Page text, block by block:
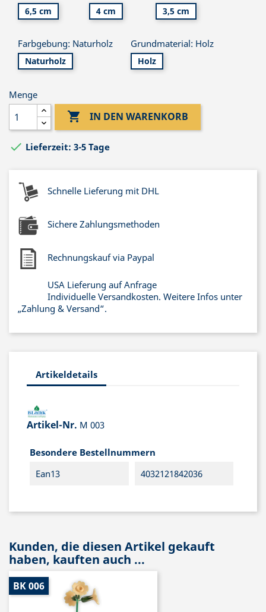
6,5 cm 4 cm 3,5 cm
Farbgebung: Naturholz
Naturholz
Grundmaterial: Holz
Holz
Menge
 IN DEN WARENKORB
 Lieferzeit: 3-5 Tage
Schnelle Lieferung mit DHL
Sichere Zahlungsmethoden
Rechnungskauf via Paypal
USA Lieferung auf Anfrage
Individuelle Versandkosten. Weitere Infos unter
„Zahlung & Versand“.
Artikeldetails
Artikel-Nr. M 003
Besondere Bestellnummern
Ean13
4032121842036
Kunden, die diesen Artikel gekauft
haben, kauften auch ...
BK 006